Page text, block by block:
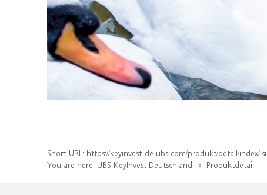
Short URL: https://keyinvest-de.ubs.com/produkt/detail/index/
You are here: UBS KeyInvest Deutschland Produktdetail